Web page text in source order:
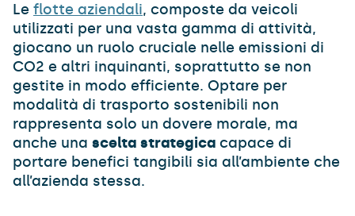
Le flotte aziendali, composte da veicoli
utilizzati per una vasta gamma di attività,
giocano un ruolo cruciale nelle emissioni di
CO2 e altri inquinanti, soprattutto se non
gestite in modo efficiente. Optare per
modalità di trasporto sostenibili non
rappresenta solo un dovere morale, ma
anche una scelta strategica capace di
portare benefici tangibili sia all’ambiente che
all’azienda stessa.